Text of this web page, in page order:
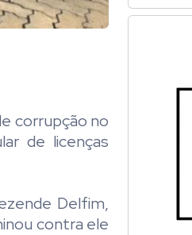
corrupção no
de licenças
Delfim,
contra ele